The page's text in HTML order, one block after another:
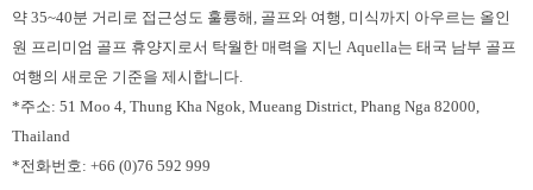
약 35~40분 거리로 접근성도 훌륭해, 골프와 여행, 미식까지 아우르는 올인
원 프리미엄 골프 휴양지로서 탁월한 매력을 지닌 Aquella는 태국 남부 골프
여행의 새로운 기준을 제시합니다.
*주소: 51 Moo 4, Thung Kha Ngok, Mueang District, Phang Nga 82000,
Thailand
*전화번호: +66 (0)76 592 999